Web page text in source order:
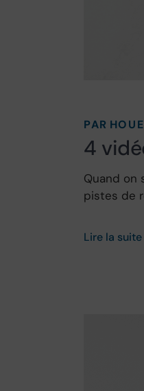
PAR
4
Quand on
pistes de
Lire la suite